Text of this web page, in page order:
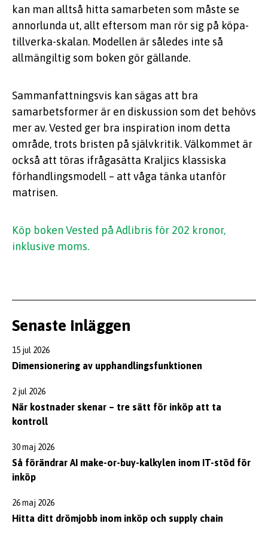
kan man alltså hitta samarbeten som måste se
annorlunda ut, allt eftersom man rör sig på köpa-
tillverka-skalan. Modellen är således inte så
allmängiltig som boken gör gällande.
Sammanfattningsvis kan sägas att bra
samarbetsformer är en diskussion som det behövs
mer av. Vested ger bra inspiration inom detta
område, trots bristen på självkritik. Välkommet är
också att töras ifrågasätta Kraljics klassiska
förhandlingsmodell – att våga tänka utanför
matrisen.
Köp boken Vested på Adlibris för 202 kronor,
inklusive moms.
Senaste inläggen
15 jul 2026
Dimensionering av upphandlingsfunktionen
2 jul 2026
När kostnader skenar – tre sätt för inköp att ta
kontroll
30 maj 2026
Så förändrar AI make-or-buy-kalkylen inom IT-stöd för
inköp
26 maj 2026
Hitta ditt drömjobb inom inköp och supply chain